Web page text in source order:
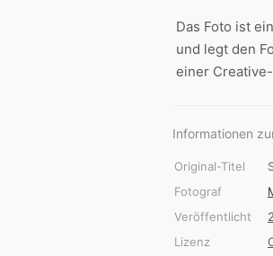
Das Foto ist
und legt den
einer
Informationen
Original-Titel
Fotograf
Veröffentlicht
Lizenz